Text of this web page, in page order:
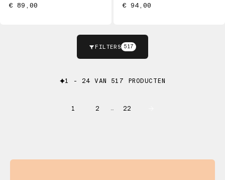
€ 89,00 € 94,00
FILTERS 517
1 - 24 VAN 517 PRODUCTEN
1 2 … 22